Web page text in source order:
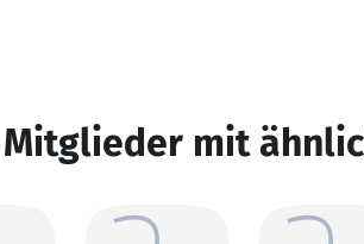
Mitglieder mit